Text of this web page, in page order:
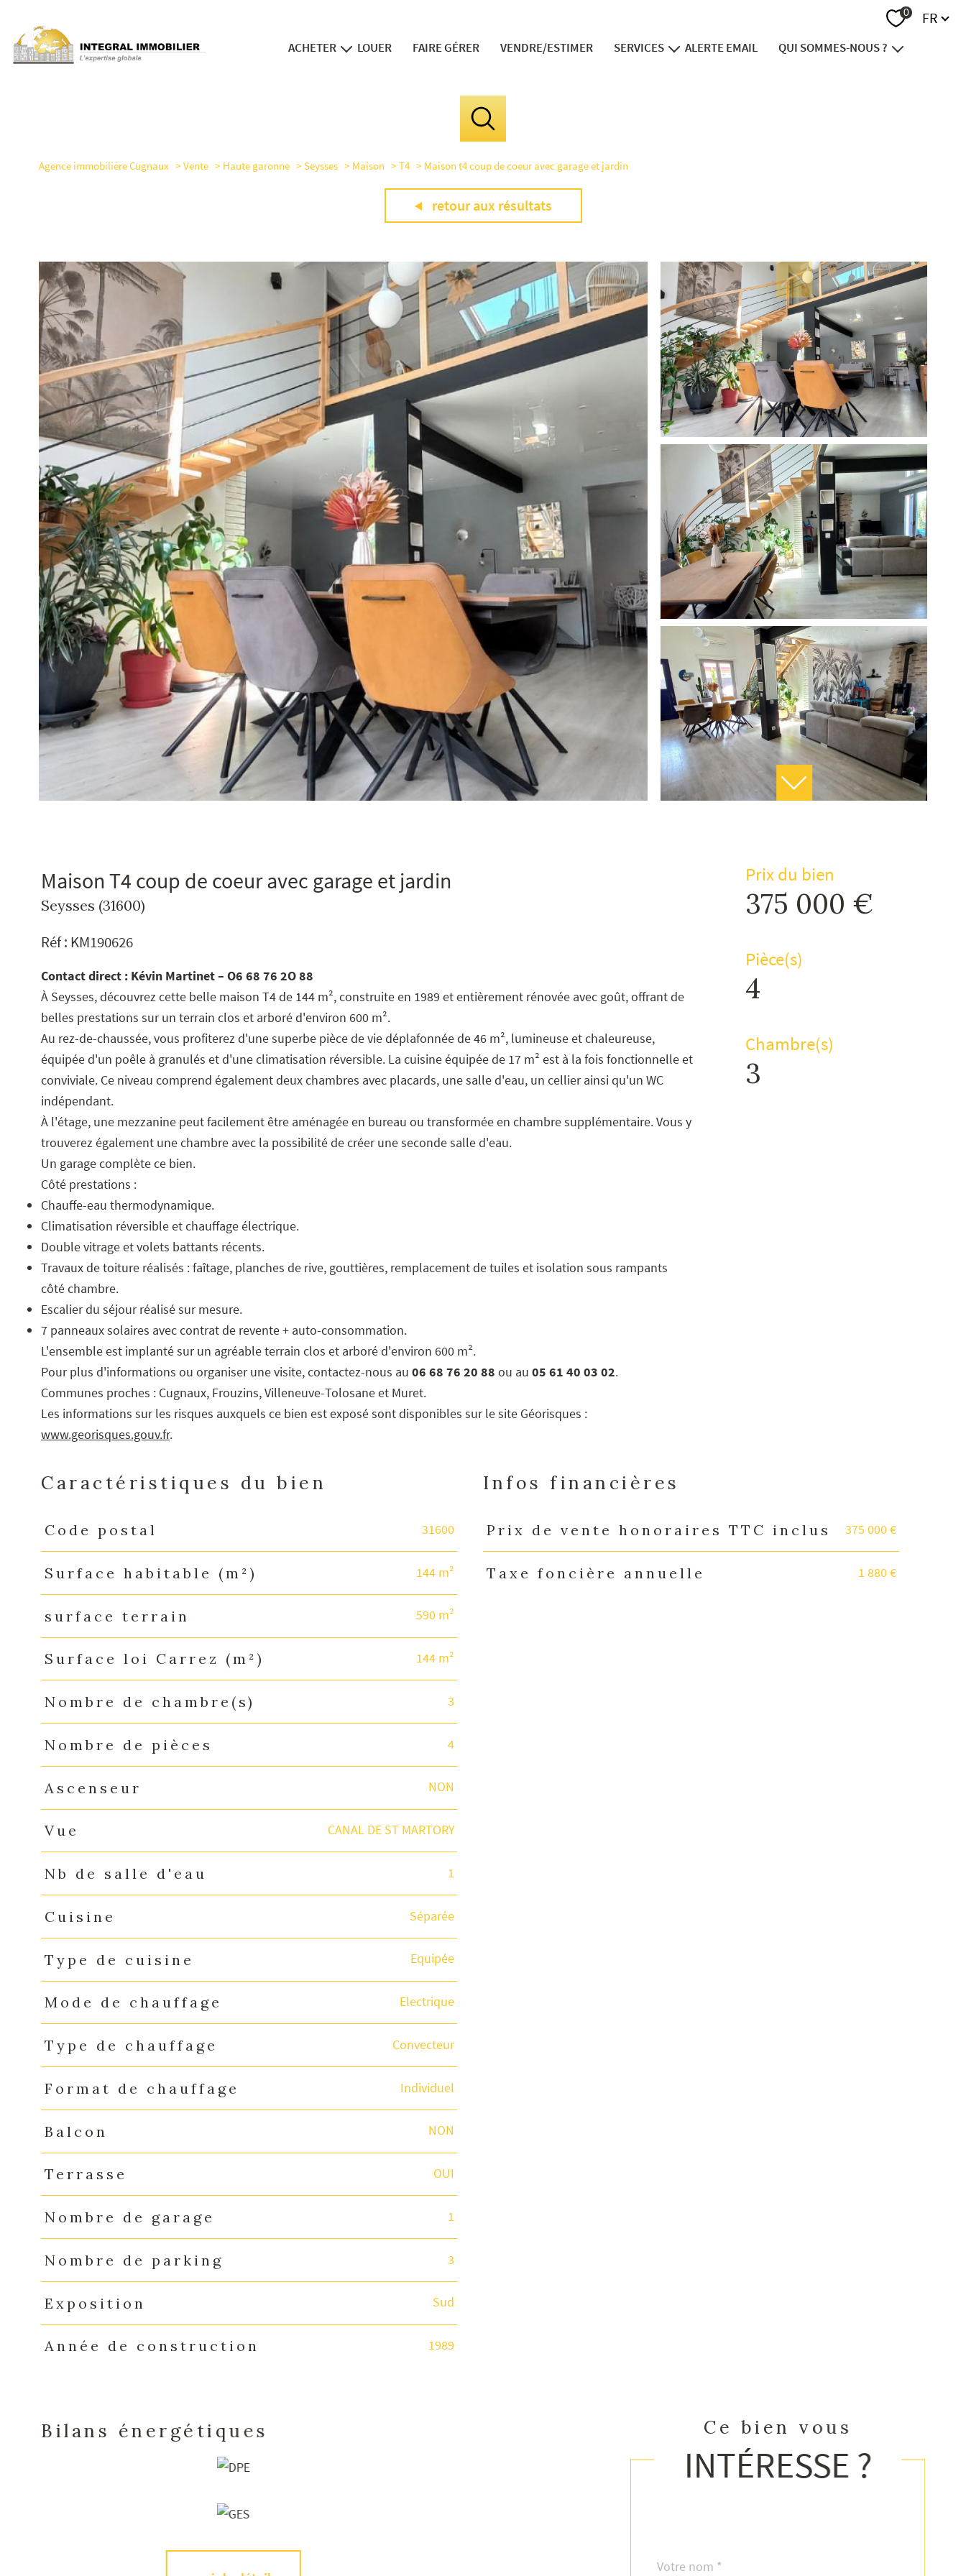
0 Langue
FR
ACHETER LOUER FAIRE GÉRER VENDRE/ESTIMER SERVICES ALERTE EMAIL QUI SOMMES-NOUS ?
Agence immobilière Cugnaux
Vente Haute garonne Seysses Maison T4 Maison t4 coup de coeur avec garage et jardin
retour aux résultats
Maison T4 coup de coeur avec garage et jardin
Seysses (31600)
Réf : KM190626
Contact direct : Kévin Martinet – O6 68 76 2O 88
À Seysses, découvrez cette belle maison T4 de 144 m², construite en 1989 et entièrement rénovée avec goût, offrant de
belles prestations sur un terrain clos et arboré d'environ 600 m².
Au rez-de-chaussée, vous profiterez d'une superbe pièce de vie déplafonnée de 46 m², lumineuse et chaleureuse,
équipée d'un poêle à granulés et d'une climatisation réversible. La cuisine équipée de 17 m² est à la fois fonctionnelle et
conviviale. Ce niveau comprend également deux chambres avec placards, une salle d'eau, un cellier ainsi qu'un WC
indépendant.
À l'étage, une mezzanine peut facilement être aménagée en bureau ou transformée en chambre supplémentaire. Vous y
trouverez également une chambre avec la possibilité de créer une seconde salle d'eau.
Un garage complète ce bien.
Côté prestations :
Chauffe-eau thermodynamique.
Climatisation réversible et chauffage électrique.
Double vitrage et volets battants récents.
Travaux de toiture réalisés : faîtage, planches de rive, gouttières, remplacement de tuiles et isolation sous rampants
côté chambre.
Escalier du séjour réalisé sur mesure.
7 panneaux solaires avec contrat de revente + auto-consommation.
L'ensemble est implanté sur un agréable terrain clos et arboré d'environ 600 m².
Pour plus d'informations ou organiser une visite, contactez-nous au 06 68 76 20 88 ou au 05 61 40 03 02.
Communes proches : Cugnaux, Frouzins, Villeneuve-Tolosane et Muret.
Les informations sur les risques auxquels ce bien est exposé sont disponibles sur le site Géorisques :
www.georisques.gouv.fr.
Prix du bien
375 000 €
Pièce(s)
4
Chambre(s)
3
Caractéristiques du bien
Caractéristiques Valeurs
Code postal 31600
Surface habitable (m²) 144 m²
surface terrain 590 m²
Surface loi Carrez (m²) 144 m²
Nombre de chambre(s) 3
Nombre de pièces 4
Ascenseur NON
Vue CANAL DE ST MARTORY
Nb de salle d'eau 1
Cuisine Séparée
Type de cuisine Equipée
Mode de chauffage Electrique
Type de chauffage Convecteur
Format de chauffage Individuel
Balcon NON
Terrasse OUI
Nombre de garage 1
Nombre de parking 3
Exposition Sud
Année de construction 1989
Infos financières
Caractéristiques Valeurs
Prix de vente honoraires TTC inclus 375 000 €
Taxe foncière annuelle 1 880 €
Bilans énergétiques Ce bien vous
INTÉRESSE ?
*